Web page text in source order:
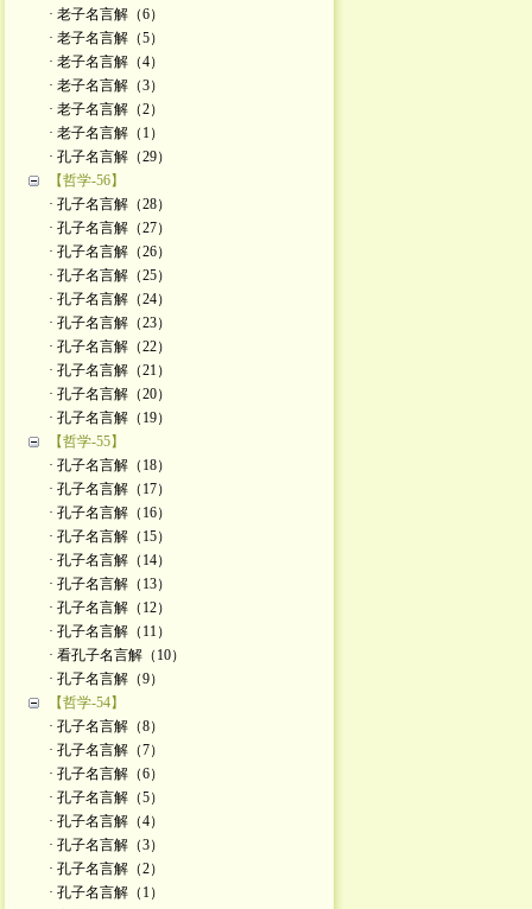
· 老子名言解（6）
· 老子名言解（5）
· 老子名言解（4）
· 老子名言解（3）
· 老子名言解（2）
· 老子名言解（1）
· 孔子名言解（29）
【哲学-56】
· 孔子名言解（28）
· 孔子名言解（27）
· 孔子名言解（26）
· 孔子名言解（25）
· 孔子名言解（24）
· 孔子名言解（23）
· 孔子名言解（22）
· 孔子名言解（21）
· 孔子名言解（20）
· 孔子名言解（19）
【哲学-55】
· 孔子名言解（18）
· 孔子名言解（17）
· 孔子名言解（16）
· 孔子名言解（15）
· 孔子名言解（14）
· 孔子名言解（13）
· 孔子名言解（12）
· 孔子名言解（11）
· 看孔子名言解（10）
· 孔子名言解（9）
【哲学-54】
· 孔子名言解（8）
· 孔子名言解（7）
· 孔子名言解（6）
· 孔子名言解（5）
· 孔子名言解（4）
· 孔子名言解（3）
· 孔子名言解（2）
· 孔子名言解（1）